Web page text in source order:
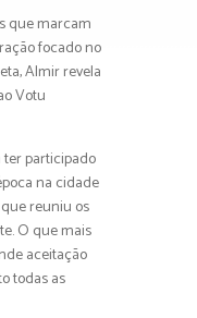
que marcam
focado no
Almir revela
Votu
participado
na cidade
reuniu os
O que mais
aceitação
todas as